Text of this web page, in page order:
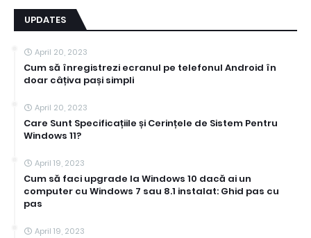
UPDATES
April 20, 2023
Cum să înregistrezi ecranul pe telefonul Android în
doar câțiva pași simpli
April 20, 2023
Care Sunt Specificațiile și Cerințele de Sistem Pentru
Windows 11?
April 19, 2023
Cum să faci upgrade la Windows 10 dacă ai un
computer cu Windows 7 sau 8.1 instalat: Ghid pas cu
pas
April 19, 2023